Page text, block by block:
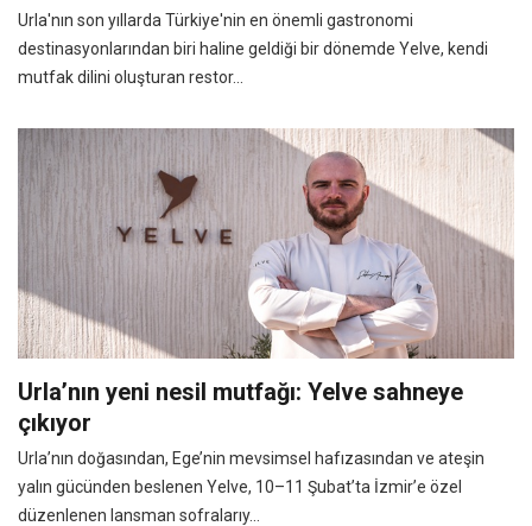
Urla'nın son yıllarda Türkiye'nin en önemli gastronomi
destinasyonlarından biri haline geldiği bir dönemde Yelve, kendi
mutfak dilini oluşturan restor...
Urla’nın yeni nesil mutfağı: Yelve sahneye
çıkıyor
Urla’nın doğasından, Ege’nin mevsimsel hafızasından ve ateşin
yalın gücünden beslenen Yelve, 10–11 Şubat’ta İzmir’e özel
düzenlenen lansman sofralarıy...